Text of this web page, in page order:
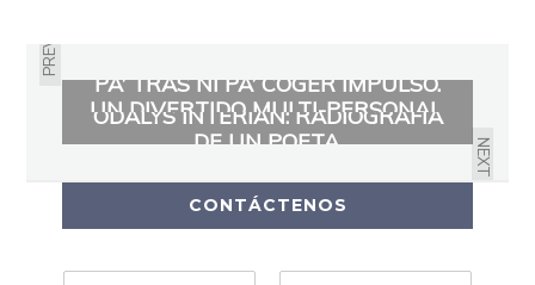
PREVIOUS
PA’ TRAS NI PA’ COGER IMPULSO.
UN DIVERTIDO MULTI-PERSONAL.
NEXT
ODALYS INTERIÁN: RADIOGRAFÍA
DE UN POETA.
CONTÁCTENOS